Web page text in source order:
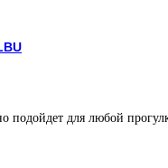
подойдет для любой